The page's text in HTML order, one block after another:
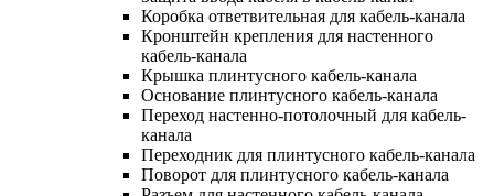
Коробка ответвительная для кабель-канала
Кронштейн крепления для настенного
кабель-канала
Крышка плинтусного кабель-канала
Основание плинтусного кабель-канала
Переход настенно-потолочный для кабель-
канала
Переходник для плинтусного кабель-канала
Поворот для плинтусного кабель-канала